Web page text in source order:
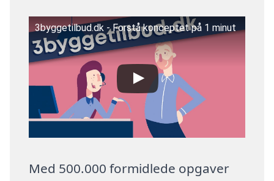
3byggetilbud.dk - Forstå konceptet på 1 minut
Med 500.000 formidlede opgaver